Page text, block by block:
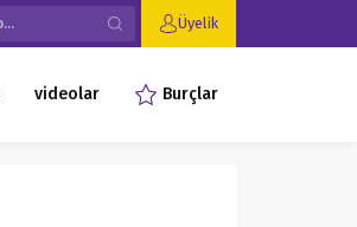
Üyelik
videolar Burçlar